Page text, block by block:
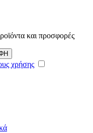
και προσφορές
χρήσης